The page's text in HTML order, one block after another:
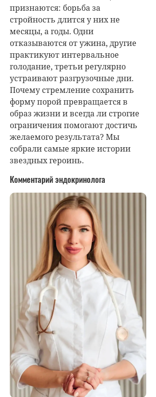
признаются: борьба за
стройность длится у них не
месяцы, а годы. Одни
отказываются от ужина, другие
практикуют интервальное
голодание, третьи регулярно
устраивают разгрузочные дни.
Почему стремление сохранить
форму порой превращается в
образ жизни и всегда ли строгие
ограничения помогают достичь
желаемого результата? Мы
собрали самые яркие истории
звездных героинь.
Комментарий эндокринолога